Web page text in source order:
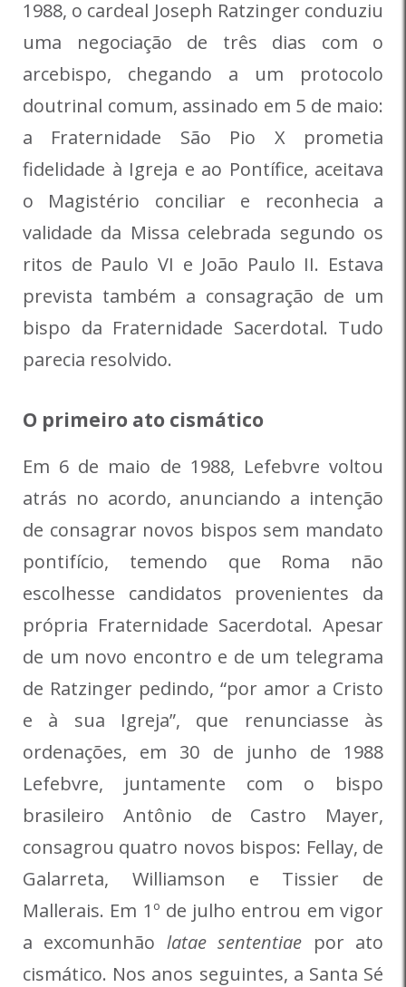
1988, o cardeal Joseph Ratzinger conduziu
uma negociação de três dias com o
arcebispo, chegando a um protocolo
doutrinal comum, assinado em 5 de maio:
a Fraternidade São Pio X prometia
fidelidade à Igreja e ao Pontífice, aceitava
o Magistério conciliar e reconhecia a
validade da Missa celebrada segundo os
ritos de Paulo VI e João Paulo II. Estava
prevista também a consagração de um
bispo da Fraternidade Sacerdotal. Tudo
parecia resolvido.
O primeiro ato cismático
Em 6 de maio de 1988, Lefebvre voltou
atrás no acordo, anunciando a intenção
de consagrar novos bispos sem mandato
pontifício, temendo que Roma não
escolhesse candidatos provenientes da
própria Fraternidade Sacerdotal. Apesar
de um novo encontro e de um telegrama
de Ratzinger pedindo, “por amor a Cristo
e à sua Igreja”, que renunciasse às
ordenações, em 30 de junho de 1988
Lefebvre, juntamente com o bispo
brasileiro Antônio de Castro Mayer,
consagrou quatro novos bispos: Fellay, de
Galarreta, Williamson e Tissier de
Mallerais. Em 1º de julho entrou em vigor
a excomunhão latae sententiae por ato
cismático. Nos anos seguintes, a Santa Sé